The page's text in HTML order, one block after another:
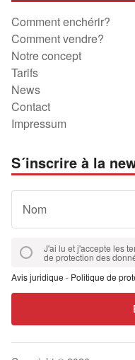
Comment enchérir?
Comment vendre?
Notre concept
Tarifs
News
Contact
Impressum
S´inscrire à la
Nom
J'ai lu et j'accepte les
de protection des
Avis juridique - Politique de